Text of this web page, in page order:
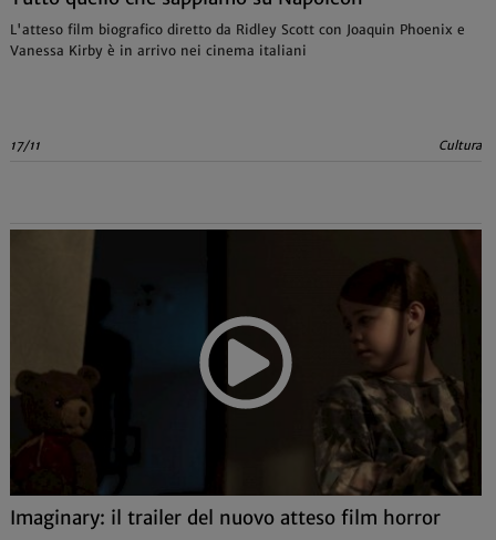
L'atteso film biografico diretto da Ridley Scott con Joaquin Phoenix e
Vanessa Kirby è in arrivo nei cinema italiani
17/11 Cultura
Imaginary: il trailer del nuovo atteso film horror